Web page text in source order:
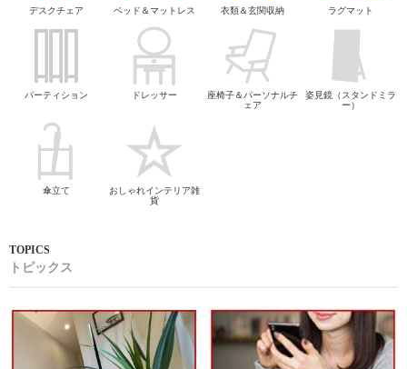
デスクチェア ベッド＆マットレス 衣類＆玄関収納 ラグマット
パーティション ドレッサー
座椅子＆パーソナルチ
ェア
姿見鏡（スタンドミラ
ー）
傘立て
おしゃれインテリア雑
貨
トピックス